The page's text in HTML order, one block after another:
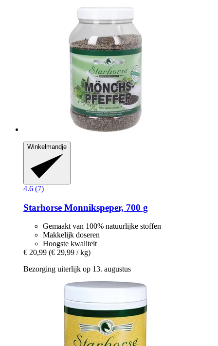
Winkelmandje
4.6 (7)
Starhorse Monnikspeper, 700 g
Gemaakt van 100% natuurlijke stoffen
Makkelijk doseren
Hoogste kwaliteit
€ 20,99 (€ 29,99 / kg)
Bezorging uiterlijk op 13. augustus